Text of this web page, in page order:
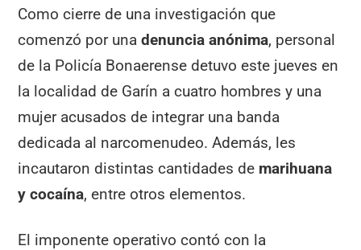
Como cierre de una investigación que
comenzó por unadenuncia anónima, personal
de la Policía Bonaerense detuvo este jueves en
la localidad de Garín a cuatro hombres y una
mujer acusados de integrar una banda
dedicada al narcomenudeo. Además, les
incautaron distintas cantidades de marihuana
y cocaína, entre otros elementos.
El imponente operativo contó con la